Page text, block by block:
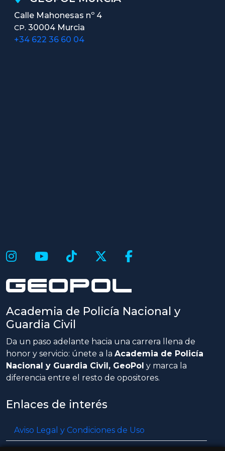
Calle Mahonesas nº 4
CP. 30004 Murcia
+34 622 36 60 04
Academia de Policía Nacional y
Guardia Civil
Da un paso adelante hacia una carrera llena de
honor y servicio: únete a la Academia de Policía
Nacional y Guardia Civil, GeoPol y marca la
diferencia entre el resto de opositores.
Enlaces de interés
Aviso Legal y Condiciones de Uso